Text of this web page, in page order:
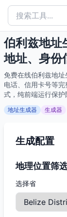
伯利兹地址
地址、身份
免费在线伯利兹地址
电话、信用卡号等
式，纯前端运行保护
地址生成器 生成器
生成配置
地理位置筛
选择省